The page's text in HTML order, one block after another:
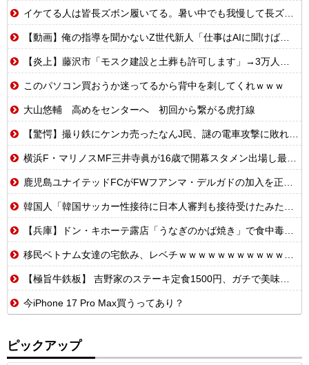
イケてる人は皆長ズボン履いてる。暑い中でも我慢して長ズボン履いてる。半ズボンはモテ無い。厳しいって
【動画】俺の指導を聞かないZ世代新人「仕事はAIに聞けば余裕w」俺「AI以下でごめんね」→指導やめて放置プレイした結果w
【炎上】藤沢市「モスク建設と土葬も許可します」→3万人の反対署名も却下
このパソコン買おうか迷ってるから背中を刺してくれｗｗｗ
大山悠輔 高めをセンターへ 初回から繋がる虎打線
【驚愕】撮り鉄にケンカ売ったなんJ民、謎の電車攻撃に敗れてしまうwww
横浜F・マリノスMF三井寺眞が16歳で開幕スタメン出場し最年少記録更新 さらにデビュー戦でいきなりゴール
鹿児島ユナイテッドFCがFWフアンマ・デルガドの加入を正式発表 「皆さんに最高の喜びを届けられるよう頑張ります！」
韓国人「韓国サッカー性接待に日本人審判も接待受けたみたいだよ」
【兵庫】ドン・キホーテ露店「うなぎのかば焼き」で食中毒 男女14人が発熱や腹痛など訴え…サルモネラ属の菌検出
移民ベトナム女達の宅飲み、レベチｗｗｗｗｗｗｗｗｗｗｗｗｗｗｗｗｗｗｗｗｗｗｗｗ
【極旨牛鉄板】 吉野家のステーキ定食1500円、ガチで美味そうｗｗｗ
今iPhone 17 Pro Max買うってあり？
ピックアップ